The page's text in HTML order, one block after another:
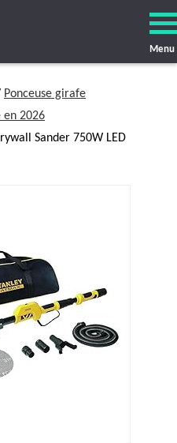
Menu
Ponceuse girafe
en 2026
Sander 750W LED